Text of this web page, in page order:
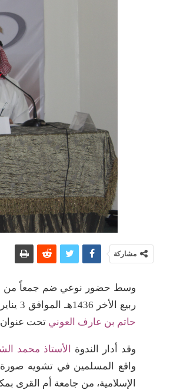
مشاركة
ربيع الأخر 1436هـ الموافق 3 يناير 2015م ضمن برنامجه لموسمه الثقافي الخامس عشر ندوة قيمة مع
حاتم بن عارف العوني تحت عنوان
وقد أدار الندوة الأستاذ محمد
واقع المسلمين في تشويه صورة